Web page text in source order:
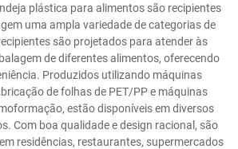
plástica para alimentos são recipientes
uma ampla variedade de categorias de
são projetados para atender às
de diferentes alimentos, oferecendo
Produzidos utilizando máquinas
de folhas de PET/PP e máquinas
estão disponíveis em diversos
Com boa qualidade e design racional, são
residências, restaurantes, supermercados